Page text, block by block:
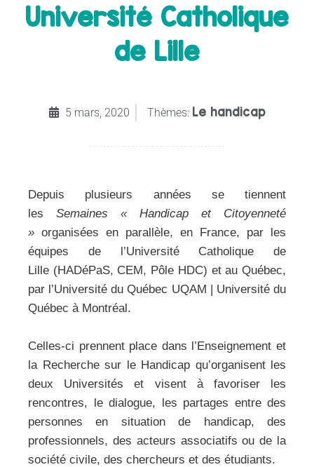
Université Catholique
de Lille
5 mars, 2020 Thèmes: Le handicap
Depuis plusieurs années se tiennent
les Semaines « Handicap et Citoyenneté
» organisées en parallèle, en France, par les
équipes de l’Université Catholique de
Lille (HADéPaS, CEM, Pôle HDC) et au Québec,
par l’Université du Québec UQAM | Université du
Québec à Montréal.
Celles-ci prennent place dans l’Enseignement et
la Recherche sur le Handicap qu’organisent les
deux Universités et visent à favoriser les
rencontres, le dialogue, les partages entre des
personnes en situation de handicap, des
professionnels, des acteurs associatifs ou de la
société civile, des chercheurs et des étudiants.